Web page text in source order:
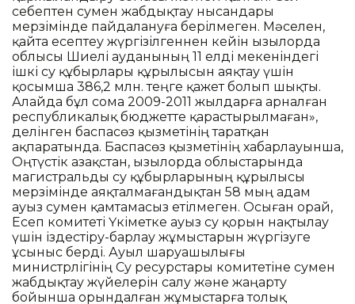
себептен сумен жабдықтау нысандары
мерзімінде пайдалануға берілмеген. Мәселен,
қайта есептеу жүргізілгеннен кейін Қызылорда
облысы Шиелі ауданының 11 елді мекеніндегі
ішкі су құбырлары құрылысын аяқтау үшін
қосымша 386,2 млн. теңге қажет болып шықты.
Алайда бұл сома 2009-2011 жылдарға арналған
республикалық бюджетте қарастырылмаған»,
делінген баспасөз қызметінің таратқан
ақпаратында. Баспасөз қызметінің хабарлауынша,
Оңтүстік Қазақстан, Қызылорда облыстарында
магистральды су құбырларының құрылысы
мерзімінде аяқталмағандықтан 58 мың адам
ауыз сумен қамтамасыз етілмеген. Осыған орай,
Есеп комитеті Үкіметке ауыз су қорын нақтылау
үшін іздестіру-барлау жұмыстарын жүргізуге
ұсыныс берді. Ауыл шаруашылығы
министрлігінің Су ресурстары комитетіне сумен
жабдықтау жүйелерін салу және жаңарту
бойынша орындалған жұмыстарға толық